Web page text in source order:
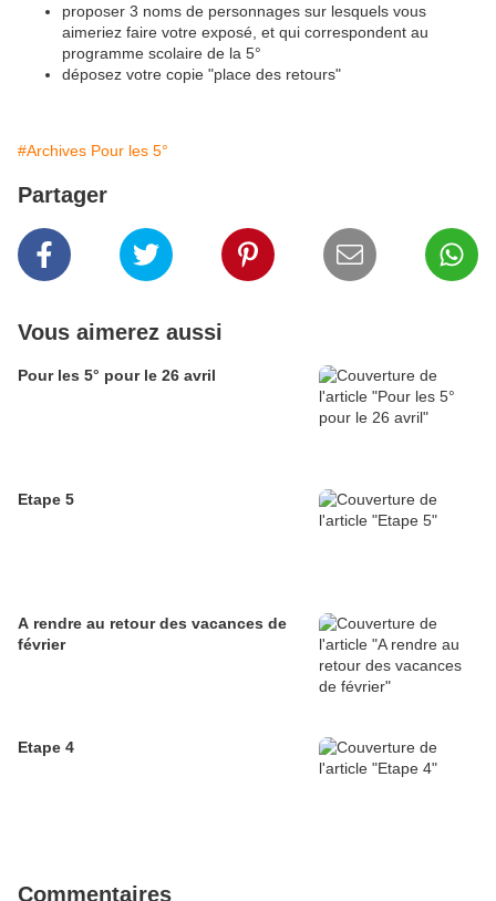
proposer 3 noms de personnages sur lesquels vous
aimeriez faire votre exposé, et qui correspondent au
programme scolaire de la 5°
déposez votre copie "place des retours"
#Archives Pour les 5°
Partager
Vous aimerez aussi
Pour les 5° pour le 26 avril
Etape 5
A rendre au retour des vacances de
février
Etape 4
Commentaires